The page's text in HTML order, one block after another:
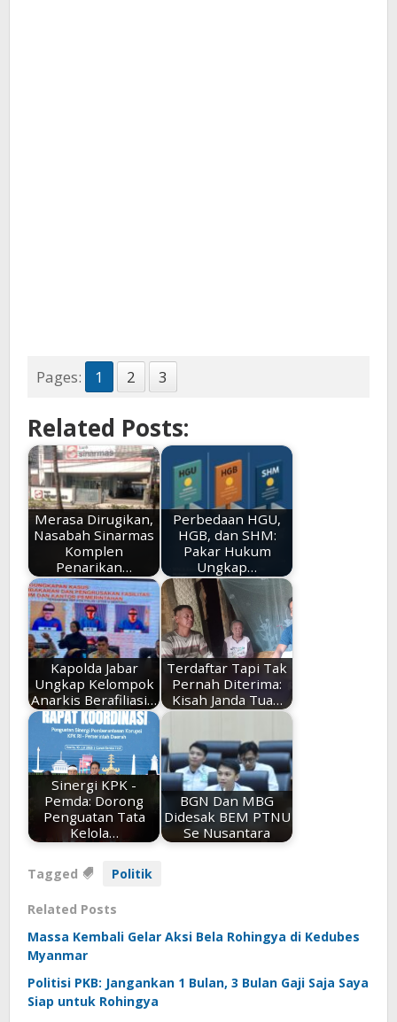
Pages: 1 2 3
Related Posts:
Merasa Dirugikan,
Nasabah Sinarmas
Komplen
Penarikan…
Perbedaan HGU,
HGB, dan SHM:
Pakar Hukum
Ungkap…
Kapolda Jabar
Ungkap Kelompok
Anarkis Berafiliasi…
Terdaftar Tapi Tak
Pernah Diterima:
Kisah Janda Tua…
Sinergi KPK -
Pemda: Dorong
Penguatan Tata
Kelola…
BGN Dan MBG
Didesak BEM PTNU
Se Nusantara
Tagged Politik
Related Posts
Massa Kembali Gelar Aksi Bela Rohingya di Kedubes
Myanmar
Politisi PKB: Jangankan 1 Bulan, 3 Bulan Gaji Saja Saya
Siap untuk Rohingya